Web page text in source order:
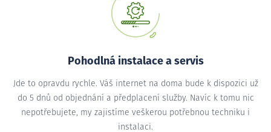
Pohodlná instalace a servis
Jde to opravdu rychle. Váš internet na doma bude k dispozici už
do 5 dnů od objednání a předplacení služby. Navíc k tomu nic
nepotřebujete, my zajistíme veškerou potřebnou techniku i
instalaci.